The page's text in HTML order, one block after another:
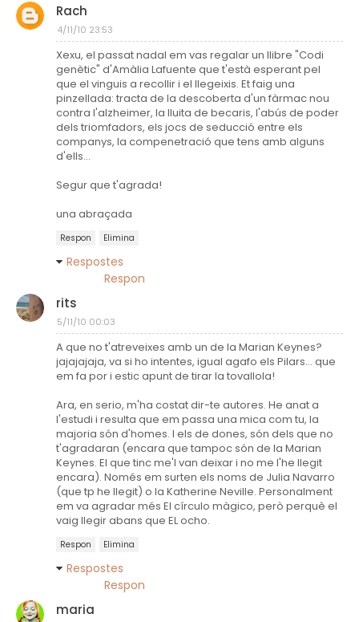
Rach
4/11/10 23:53
Xexu, el passat nadal em vas regalar un llibre "Codi
genètic" d'Amàlia Lafuente que t'està esperant pel
que el vinguis a recollir i el llegeixis. Et faig una
pinzellada: tracta de la descoberta d'un fàrmac nou
contra l'alzheimer, la lluita de becaris, l'abús de poder
dels triomfadors, els jocs de seducció entre els
companys, la compenetració que tens amb alguns
d'ells...
Segur que t'agrada!
una abraçada
Respon Elimina
Respostes
Respon
rits
5/11/10 00:03
A que no t'atreveixes amb un de la Marian Keynes?
jajajajaja, va si ho intentes, igual agafo els Pilars... que
em fa por i estic apunt de tirar la tovallola!
Ara, en serio, m'ha costat dir-te autores. He anat a
l'estudi i resulta que em passa una mica com tu, la
majoria són d'homes. I els de dones, són dels que no
t'agradaran (encara que tampoc són de la Marian
Keynes. El que tinc me'l van deixar i no me l'he llegit
encara). Només em surten els noms de Julia Navarro
(que tp he llegit) o la Katherine Neville. Personalment
em va agradar més El círculo màgico, però perquè el
vaig llegir abans que EL ocho.
Respon Elimina
Respostes
Respon
maria